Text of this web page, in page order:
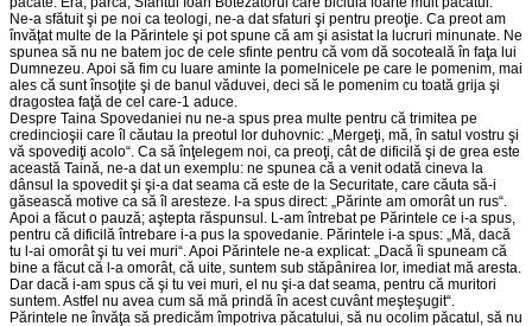
Ne-a sfătuit şi pe noi ca teologi, ne-a dat sfaturi şi pentru preoţie. Ca preot am
învăţat multe de la Părintele şi pot spune că am şi asistat la lucruri minunate. Ne
spunea să nu ne batem joc de cele sfinte pentru că vom dă socoteală în faţa lui
Dumnezeu. Apoi să fim cu luare aminte la pomelnicele pe care le pomenim, mai
ales că sunt însoţite şi de banul văduvei, deci să le pomenim cu toată grija şi
dragostea faţă de cel care-1 aduce.
Despre Taina Spovedaniei nu ne-a spus prea multe pentru că trimitea pe
credincioşii care îl căutau la preotul lor duhovnic: „Mergeţi, mă, în satul vostru şi
vă spovediţi acolo“. Ca să înţelegem noi, ca preoţi, cât de dificilă şi de grea este
această Taină, ne-a dat un exemplu: ne spunea că a venit odată cineva la
dânsul la spovedit şi şi-a dat seama că este de la Securitate, care căuta să-i
găsească motive ca să îl aresteze. I-a spus direct: „Părinte am omorât un rus“.
Apoi a făcut o pauză; aştepta răspunsul. L-am întrebat pe Părintele ce i-a spus,
pentru că dificilă întrebare i-a pus la spovedanie. Părintele i-a spus: „Mă, dacă
tu l-ai omorât şi tu vei muri“. Apoi Părintele ne-a explicat: „Dacă îi spuneam că
bine a făcut că l-a omorât, că uite, suntem sub stăpânirea lor, imediat mă aresta.
Dar dacă i-am spus că şi tu vei muri, el nu şi-a dat seama, pentru că muritori
suntem. Astfel nu avea cum să mă prindă în acest cuvânt meşteşugit“.
Părintele ne învăţa să predicăm împotriva păcatului, să nu ocolim păcatul, să nu